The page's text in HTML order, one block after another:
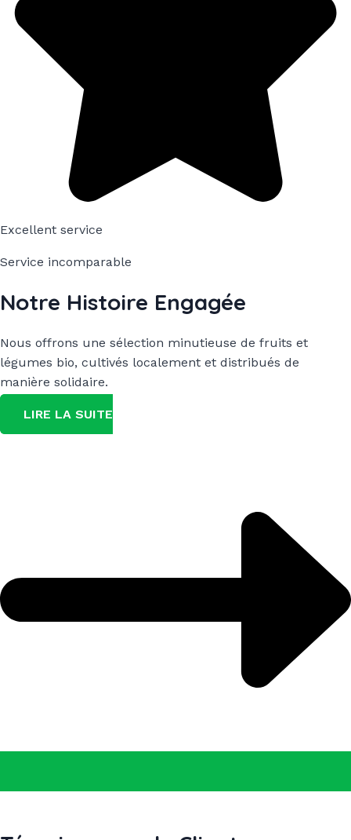
Excellent service
Service incomparable
Notre Histoire Engagée
Nous offrons une sélection minutieuse de fruits et
légumes bio, cultivés localement et distribués de
manière solidaire.
LIRE LA SUITE